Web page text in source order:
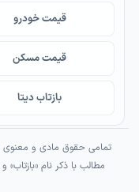
قیمت خودرو
قیمت مسکن
بازتاب دیتا
تمامی حقوق مادی و معنوی
مطالب با ذکر نام